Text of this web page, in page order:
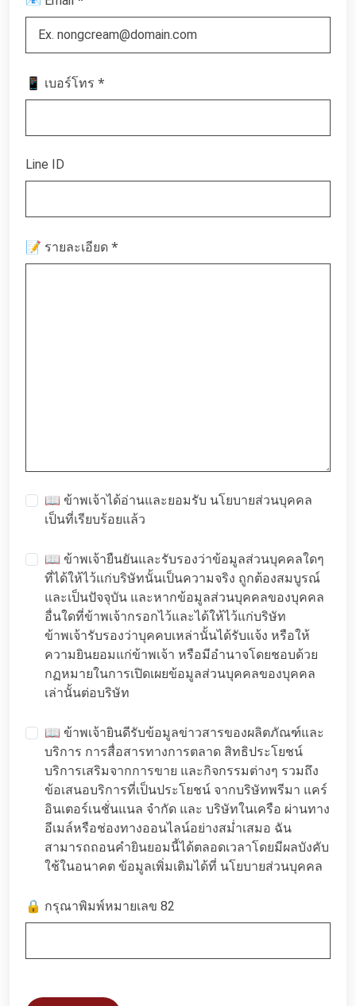
📱 เบอร์โทร *
Line ID
📝 รายละเอียด *
📖 ข้าพเจ้าได้อ่านและยอมรับ นโยบายส่วนบุคคล
เป็นที่เรียบร้อยแล้ว
📖 ข้าพเจ้ายืนยันและรับรองว่าข้อมูลส่วนบุคคลใดๆ
ที่ได้ให้ไว้แก่บริษัทนั้นเป็นความจริง ถูกต้องสมบูรณ์
และเป็นปัจจุบัน และหากข้อมูลส่วนบุคคลของบุคคล
อื่นใดที่ข้าพเจ้ากรอกไว้และได้ให้ไว้แก่บริษัท
ข้าพเจ้ารับรองว่าบุคคบเหล่านั้นได้รับแจ้ง หรือให้
ความยินยอมแก่ข้าพเจ้า หรือมีอำนาจโดยชอบด้วย
กฏหมายในการเปิดเผยข้อมูลส่วนบุคคลของบุคคล
เล่านั้นต่อบริษัท
📖 ข้าพเจ้ายินดีรับข้อมูลข่าวสารของผลิตภัณฑ์และ
บริการ การสื่อสารทางการตลาด สิทธิประโยชน์
บริการเสริมจากการขาย และกิจกรรมต่างๆ รวมถึง
ข้อเสนอบริการที่เป็นประโยชน์ จากบริษัทพรีมา แคร์
อินเตอร์เนชั่นแนล จำกัด และ บริษัทในเครือ ผ่านทาง
อีเมล์หรือช่องทางออนไลน์อย่างสม่ำเสมอ ฉัน
สามารถถอนคำยินยอมนี้ได้ตลอดเวลาโดยมีผลบังคับ
ใช้ในอนาคต ข้อมูลเพิ่มเติมได้ที่ นโยบายส่วนบุคคล
🔒 กรุณาพิมพ์หมายเลข 82